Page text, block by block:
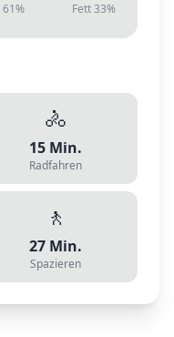
61% Fett33%
🚴
15 Min.
Radfahren
🚶
27 Min.
Spazieren